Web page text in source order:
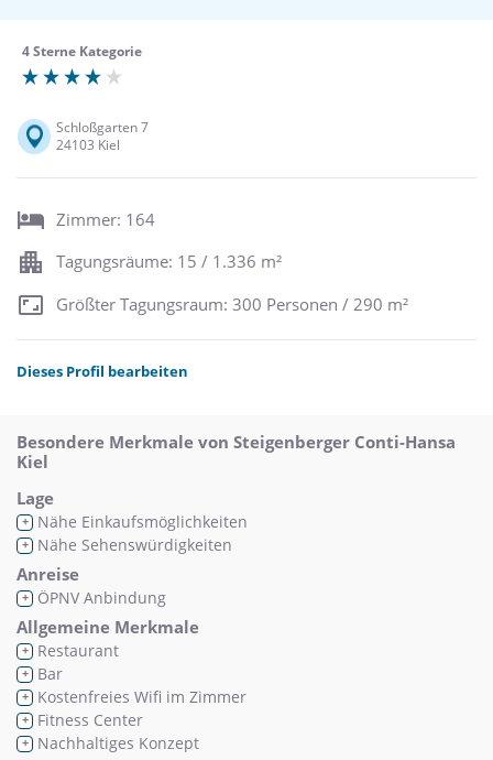
4 Sterne Kategorie
Schloßgarten 7
24103 Kiel
Zimmer: 164
Tagungsräume: 15 / 1.336 m²
Größter Tagungsraum: 300 Personen / 290 m²
Dieses Profil bearbeiten
Besondere Merkmale von Steigenberger Conti-Hansa
Kiel
Lage
+ Nähe Einkaufsmöglichkeiten
+ Nähe Sehenswürdigkeiten
Anreise
+ ÖPNV Anbindung
Allgemeine Merkmale
+ Restaurant
+ Bar
+ Kostenfreies Wifi im Zimmer
+ Fitness Center
+ Nachhaltiges Konzept